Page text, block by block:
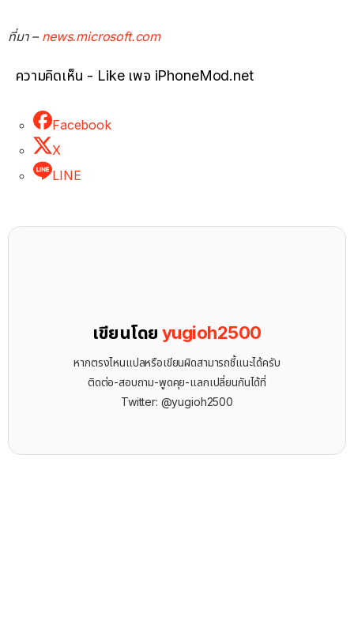
ที่มา – news.microsoft.com
ความคิดเห็น - Like เพจ iPhoneMod.net
Facebook
X
LINE
เขียนโดยyugioh2500
หากตรงไหนแปลหรือเขียนผิดสามารถชี้แนะได้ครับ
ติดต่อ-สอบถาม-พูดคุย-แลกเปลี่ยนกันได้ที่
Twitter: @yugioh2500